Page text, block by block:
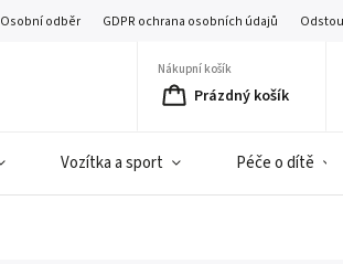
Osobní odběr GDPR ochrana osobních údajů
Nákupní košík
Prázdný košík
Vozítka a sport Péče o dítě